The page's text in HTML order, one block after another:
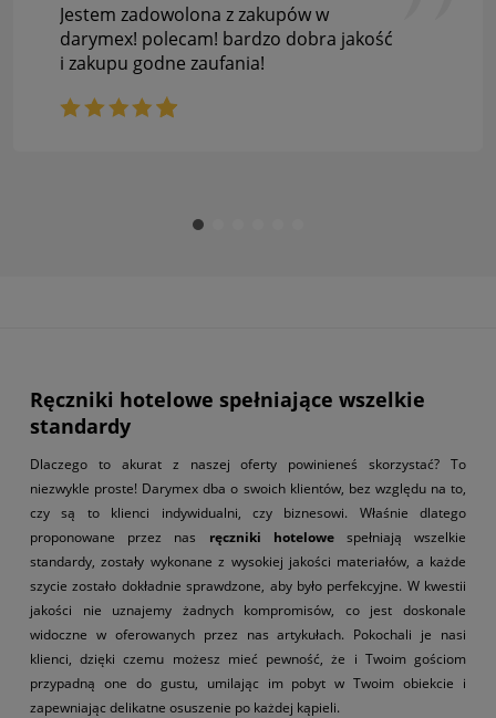
Jestem zadowolona z zakupów w
darymex! polecam! bardzo dobra jakość
i zakupu godne zaufania!
Ręczniki hotelowe spełniające wszelkie
standardy
Dlaczego to akurat z naszej oferty powinieneś skorzystać? To
niezwykle proste! Darymex dba o swoich klientów, bez względu na to,
czy są to klienci indywidualni, czy biznesowi. Właśnie dlatego
proponowane przez nas ręczniki hotelowespełniają wszelkie
standardy, zostały wykonane z wysokiej jakości materiałów, a każde
szycie zostało dokładnie sprawdzone, aby było perfekcyjne. W kwestii
jakości nie uznajemy żadnych kompromisów, co jest doskonale
widoczne w oferowanych przez nas artykułach. Pokochali je nasi
klienci, dzięki czemu możesz mieć pewność, że i Twoim gościom
przypadną one do gustu, umilając im pobyt w Twoim obiekcie i
zapewniając delikatne osuszenie po każdej kąpieli.